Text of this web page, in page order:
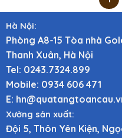
Hà Nội:
Phòng A8-15 Tòa nhà
Thanh Xuân, Hà Nội
Tel: 0243.7324.899
Mobile: 0934 606 471
E:
Xưởng sản xuất:
Đội 5, Thôn Yên Kiện,